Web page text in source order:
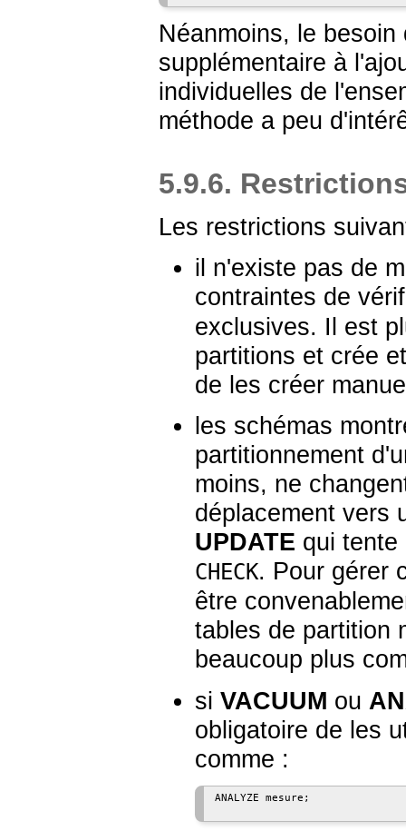
Néanmoins, le
supplémentaire à
individuelles de
méthode a peu
5.9.6.
Les restrictions
il n'existe pas de
contraintes de
exclusives. Il est
partitions et crée
de les créer
les schémas
partitionnement
moins, ne
déplacement vers
UPDATE qui tente
CHECK. Pour gérer
être
tables de partition
beaucoup plus
si VACUUM ou
obligatoire de les
comme :
ANALYZE mesure;